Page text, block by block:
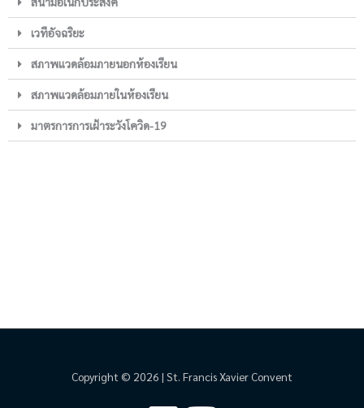
เวทีอัจฉริยะ
สภาพแวดล้อมภายนอกห้องเรียน
สภาพแวดล้อมภายในห้องเรียน
มาตรการการเฝ้าระวังโควิด-19
Copyright © 2026 | St. Francis Xavier Convent